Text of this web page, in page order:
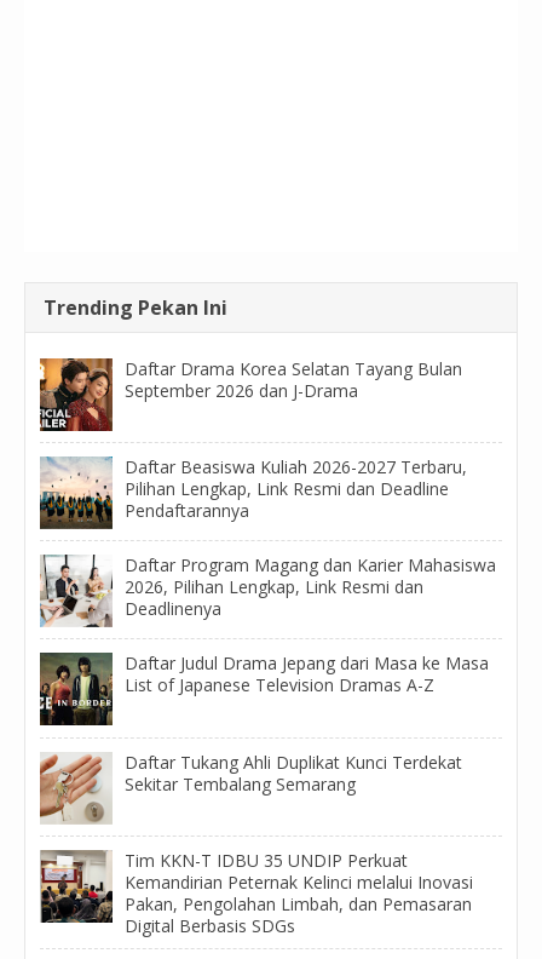
Trending Pekan Ini
Daftar Drama Korea Selatan Tayang Bulan
September 2026 dan J-Drama
Daftar Beasiswa Kuliah 2026-2027 Terbaru,
Pilihan Lengkap, Link Resmi dan Deadline
Pendaftarannya
Daftar Program Magang dan Karier Mahasiswa
2026, Pilihan Lengkap, Link Resmi dan
Deadlinenya
Daftar Judul Drama Jepang dari Masa ke Masa
List of Japanese Television Dramas A-Z
Daftar Tukang Ahli Duplikat Kunci Terdekat
Sekitar Tembalang Semarang
Tim KKN-T IDBU 35 UNDIP Perkuat
Kemandirian Peternak Kelinci melalui Inovasi
Pakan, Pengolahan Limbah, dan Pemasaran
Digital Berbasis SDGs